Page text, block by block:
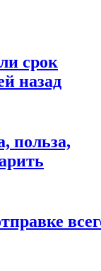
срок
назад
польза,